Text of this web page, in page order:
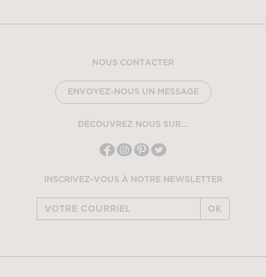
NOUS CONTACTER
ENVOYEZ-NOUS UN MESSAGE
DÉCOUVREZ NOUS SUR...
INSCRIVEZ-VOUS À NOTRE NEWSLETTER
OK